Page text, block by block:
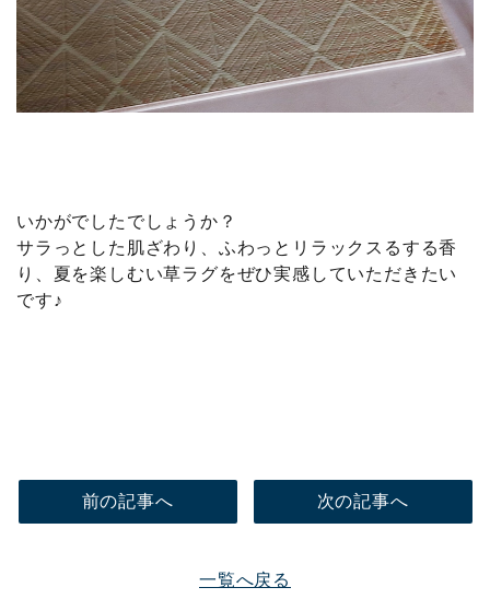
いかがでしたでしょうか？
サラっとした肌ざわり、ふわっとリラックスるする香
り、夏を楽しむい草ラグをぜひ実感していただきたい
です♪
前の記事へ
一覧へ戻る
次の記事へ